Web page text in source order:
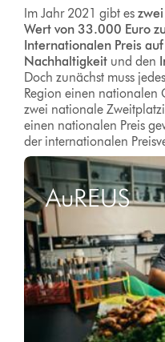
Im Jahr 2021 gibt es
Wert von 33.000 Euro
Internationalen Preis
Nachhaltigkeit und den
Doch zunächst muss
Region einen nationalen
zwei nationale
einen nationalen Preis
der internationalen
AuREUS